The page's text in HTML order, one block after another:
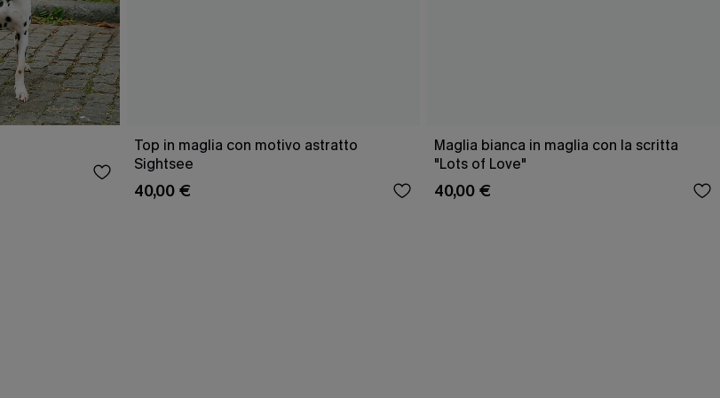
Top in maglia con motivo astratto
Sightsee
40,00 €
Maglia bianca in maglia con la scritta
"Lots of Love"
40,00 €